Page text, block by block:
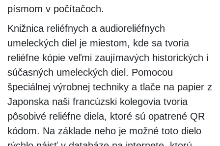
písmom v počítačoch.
Knižnica reliéfnych a audioreliéfnych
umeleckých diel je miestom, kde sa tvoria
reliéfne kópie veľmi zaujímavých historických i
súčasných umeleckých diel. Pomocou
špeciálnej výrobnej techniky a tlače na papier z
Japonska naši francúzski kolegovia tvoria
pôsobivé reliéfne diela, ktoré sú opatrené QR
kódom. Na základe neho je možné toto dielo